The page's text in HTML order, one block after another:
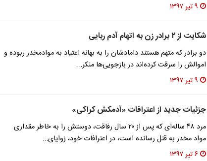
۹ تیر ۱۳۹۷
شکایت از ۲ برادر زن به اتهام آدم ربایی
دو برادر که متهم هستند دامادشان را به بهانه اعتیاد به مواد‌مخدر ربوده و
اموالش را سرقت کرده‌اند در بازجویی‌ها منکر…
۹ تیر ۱۳۹۷
جزئیات جدید از اعترافات «آدمکش کراکی»
مرد ۴۸ ساله‌ای که پس از ۲۰ سال رفاقت، دوستش را به خاطر مقداری
مواد مخدر به قتل رسانده است، در اعترافات خود، زوایای…
۶ تیر ۱۳۹۷